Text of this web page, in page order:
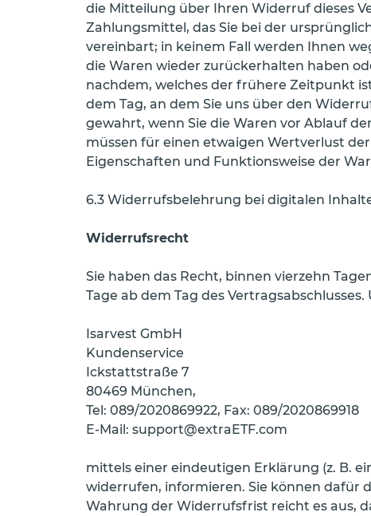
die Mitteilung über Ihren Widerruf dieses
Zahlungsmittel, das Sie bei der
vereinbart; in keinem Fall werden Ihnen
die Waren wieder zurückerhalten haben
nachdem, welches der frühere Zeitpunkt
dem Tag, an dem Sie uns über den
gewahrt, wenn Sie die Waren vor Ablauf
müssen für einen etwaigen Wertverlust
Eigenschaften und Funktionsweise der
6.3 Widerrufsbelehrung bei digitalen
Widerrufsrecht
Sie haben das Recht, binnen vierzehn
Tage ab dem Tag des
Isarvest GmbH
Kundenservice
Ickstattstraße 7
80469 München,
Tel: 089/2020869922, Fax: 089/2020869918
E-Mail: support@extraETF.com
mittels einer eindeutigen Erklärung (z. B.
widerrufen, informieren. Sie können dafür
Wahrung der Widerrufsfrist reicht es aus,